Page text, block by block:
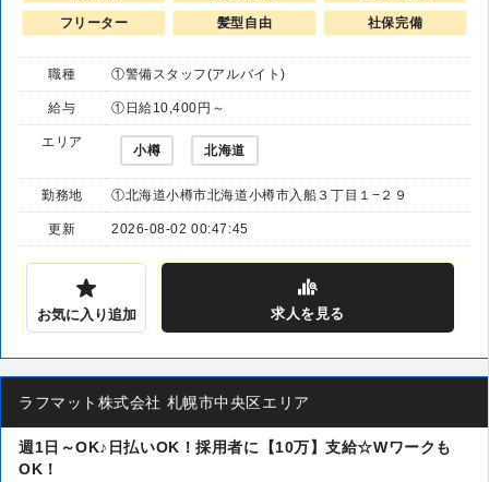
フリーター 髪型自由 社保完備
職種 ①警備スタッフ(アルバイト)
給与 ①日給10,400円～
エリア
小樽 北海道
勤務地 ①北海道小樽市北海道小樽市入船３丁目１−２９
更新 2026-08-02 00:47:45
お気に入り追加 求人を見る
ラフマット株式会社 札幌市中央区エリア
週1日～OK♪日払いOK！採用者に【10万】支給☆Wワークも
OK！